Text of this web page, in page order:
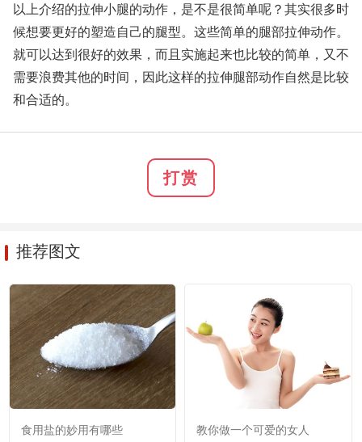
以上介绍的拉伸小腿的动作，是不是很简单呢？其实很多时
候想要更好的塑造自己的腿型。这些简单的腿部拉伸动作。
就可以达到很好的效果，而且实施起来也比较的简单，又不
需要浪费其他的时间，因此这样的拉伸腿部动作自然是比较
和合适的。
打赏
推荐图文
食用盐的妙用有哪些 教你做一个可爱的女人